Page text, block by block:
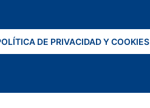
DE PRIVACIDAD Y COOKIES